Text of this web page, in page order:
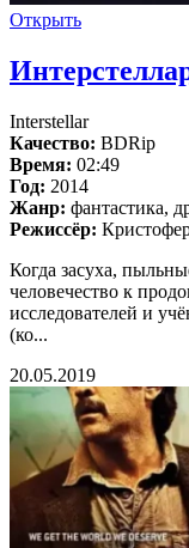
Открыть
Interstellar
Качество: BDRip
Время: 02:49
Год: 2014
Жанр: фантастика,
Режиссёр:
Когда засуха,
человечество к
исследователей и
(ко...
20.05.2019